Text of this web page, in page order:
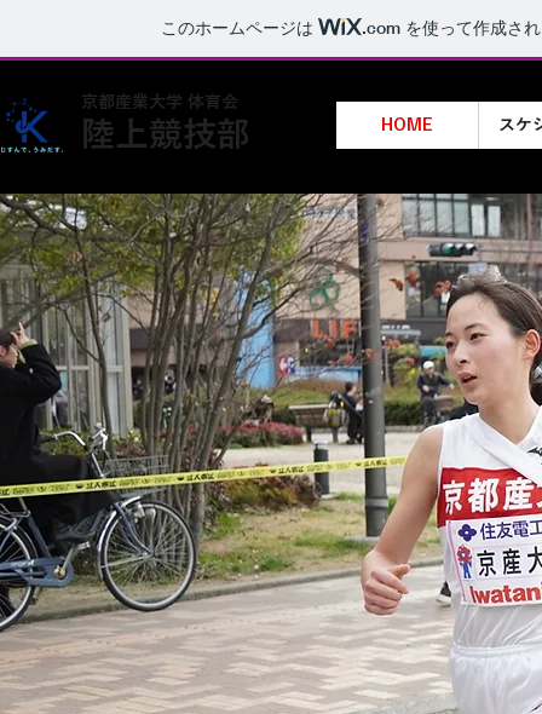
このホームページは .com を使って作成さ
​京都産業大学 体育会
陸上競技部 HOME スケ